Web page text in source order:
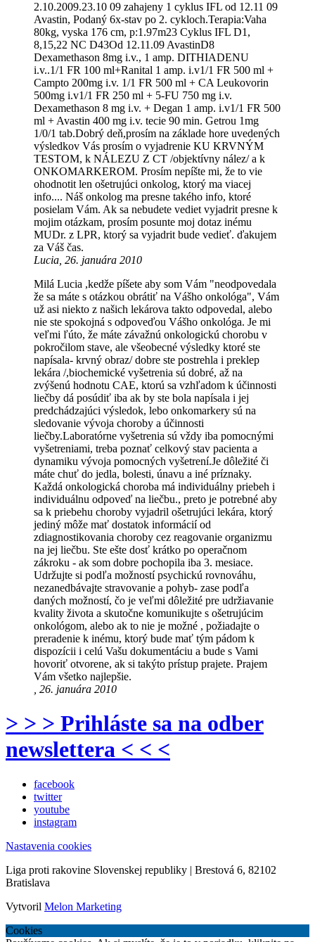
2.10.2009.23.10 09 zahajeny 1 cyklus IFL od 12.11 09
Avastin, Podaný 6x-stav po 2. cykloch.Terapia:Vaha
80kg, vyska 176 cm, p:1.97m23 Cyklus IFL D1,
8,15,22 NC D43Od 12.11.09 AvastinD8
Dexamethason 8mg i.v., 1 amp. DITHIADENU
i.v..1/1 FR 100 ml+Ranital 1 amp. i.v1/1 FR 500 ml +
Campto 200mg i.v. 1/1 FR 500 ml + CA Leukovorin
500mg i.v1/1 FR 250 ml + 5-FU 750 mg i.v.
Dexamethason 8 mg i.v. + Degan 1 amp. i.v1/1 FR 500
ml + Avastin 400 mg i.v. tecie 90 min. Getrou 1mg
1/0/1 tab.Dobrý deň,prosím na základe hore uvedených
výsledkov Vás prosím o vyjadrenie KU KRVNÝM
TESTOM, k NÁLEZU Z CT /objektívny nález/ a k
ONKOMARKEROM. Prosím nepíšte mi, že to vie
ohodnotit len ošetrujúci onkolog, ktorý ma viacej
info.... Náš onkolog ma presne takého info, ktoré
posielam Vám. Ak sa nebudete vediet vyjadrit presne k
mojim otázkam, prosím posunte moj dotaz inému
MUDr. z LPR, ktorý sa vyjadrit bude vedieť. ďakujem
za Váš čas.
Lucia, 26. januára 2010
Milá Lucia ,kedže píšete aby som Vám "neodpovedala
že sa máte s otázkou obrátiť na Vášho onkológa", Vám
už asi niekto z našich lekárova takto odpovedal, alebo
nie ste spokojná s odpoveďou Vášho onkológa. Je mi
veľmi ľúto, že máte závažnú onkologickú chorobu v
pokročilom stave, ale všeobecné výsledky ktoré ste
napísala- krvný obraz/ dobre ste postrehla i preklep
lekára /,biochemické vyšetrenia sú dobré, až na
zvýšenú hodnotu CAE, ktorú sa vzhľadom k účinnosti
liečby dá posúdiť iba ak by ste bola napísala i jej
predchádzajúci výsledok, lebo onkomarkery sú na
sledovanie vývoja choroby a účinnosti
liečby.Laboratórne vyšetrenia sú vždy iba pomocnými
vyšetreniami, treba poznať celkový stav pacienta a
dynamiku vývoja pomocných vyšetrení.Je dôležité či
máte chuť do jedla, bolesti, únavu a iné príznaky.
Každá onkologická choroba má individuálny priebeh i
individuálnu odpoveď na liečbu., preto je potrebné aby
sa k priebehu choroby vyjadril ošetrujúci lekára, ktorý
jediný môže mať dostatok informácií od
zdiagnostikovania choroby cez reagovanie organizmu
na jej liečbu. Ste ešte dosť krátko po operačnom
zákroku - ak som dobre pochopila iba 3. mesiace.
Udržujte si podľa možností psychickú rovnováhu,
nezanedbávajte stravovanie a pohyb- zase podľa
daných možností, čo je veľmi dôležité pre udržiavanie
kvality života a skutočne komunikujte s ošetrujúcim
onkológom, alebo ak to nie je možné , požiadajte o
preradenie k inému, ktorý bude mať tým pádom k
dispozícii i celú Vašu dokumentáciu a bude s Vami
hovoriť otvorene, ak si takýto prístup prajete. Prajem
Vám všetko najlepšie.
, 26. januára 2010
> > > Prihláste sa na odber
newslettera < < <
facebook
twitter
youtube
instagram
Nastavenia cookies
Liga proti rakovine Slovenskej republiky | Brestová 6, 82102
Bratislava
Vytvoril Melon Marketing
Cookies